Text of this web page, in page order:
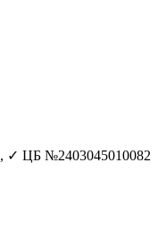
, ✓ ЦБ №2403045010082